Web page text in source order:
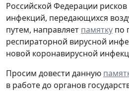
Российской Федерации
инфекций, передающихся
путем, направляет памятку по
респираторной вирусной
новой коронавирусной
Просим довести данную
в работе до органов